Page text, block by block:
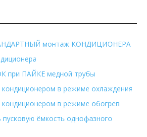
монтаж КОНДИЦИОНЕРА
при ПАЙКЕ медной трубы
кондиционером в режиме охлаждения
кондиционером в режиме обогрев
пусковую ёмкость однофазного